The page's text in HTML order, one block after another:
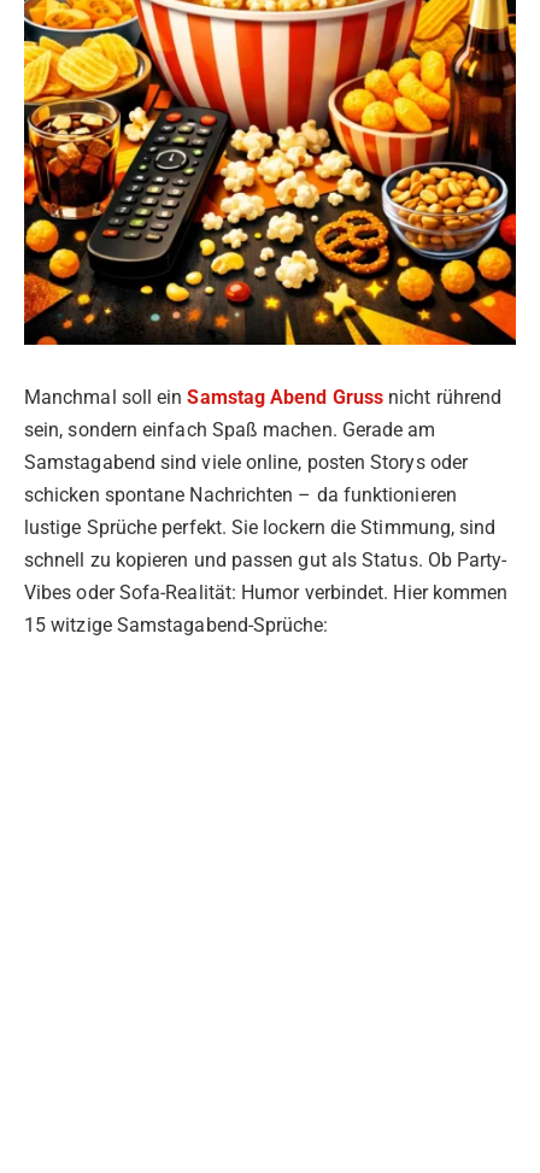
Manchmal soll einSamstag Abend Grussnicht rührend
sein, sondern einfach Spaß machen. Gerade am
Samstagabend sind viele online, posten Storys oder
schicken spontane Nachrichten – da funktionieren
lustige Sprüche perfekt. Sie lockern die Stimmung, sind
schnell zu kopieren und passen gut als Status. Ob Party-
Vibes oder Sofa-Realität: Humor verbindet. Hier kommen
15 witzige Samstagabend-Sprüche: